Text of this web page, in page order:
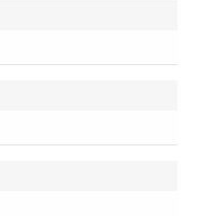
はどのようにブルガリ
的に表現して欲しい
ンは、2011年より12年
したほか、「The 50